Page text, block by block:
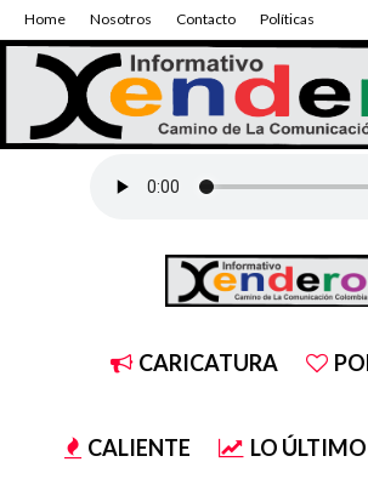
Home Nosotros Contacto Políticas
CARICATURA
CALIENTE LO ÚLTIMO